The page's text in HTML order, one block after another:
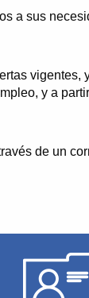
a sus
vigentes,
y a
de un